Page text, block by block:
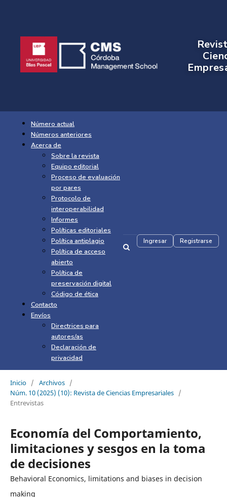
Número actual
Números anteriores
Acerca de
Sobre la revista
Equipo editorial
Proceso de evaluación
por pares
Protocolo de
interoperabilidad
Informes
Políticas editoriales
Política antiplagio
Política de acceso
abierto
Política de
preservación digital
Código de ética
Contacto
Envíos
Directrices para
autores/as
Declaración de
privacidad
Ingresar Registrarse
Inicio / Archivos /
Núm. 10 (2025) (10): Revista de Ciencias Empresariales /
Entrevistas
Economía del Comportamiento,
limitaciones y sesgos en la toma
de decisiones
Behavioral Economics, limitations and biases in decision
making